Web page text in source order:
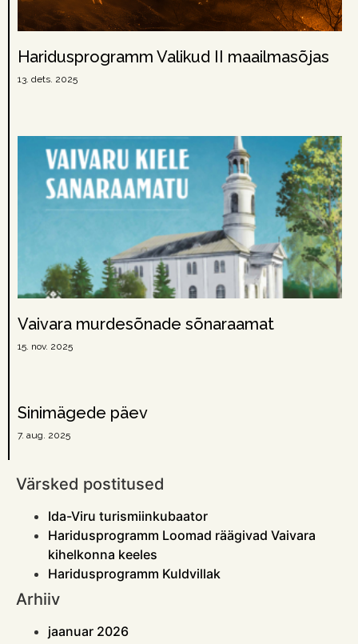
Haridusprogramm Valikud II maailmasõjas
13. dets. 2025
Vaivara murdesõnade sõnaraamat
15. nov. 2025
Sinimägede päev
7. aug. 2025
Värsked postitused
Ida-Viru turismiinkubaator
Haridusprogramm Loomad räägivad Vaivara
kihelkonna keeles
Haridusprogramm Kuldvillak
Arhiiv
jaanuar 2026